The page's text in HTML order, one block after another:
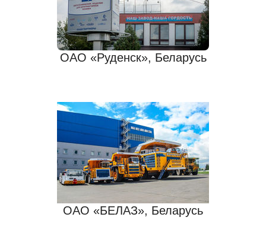
ОАО «Руденск», Беларусь
ОАО «БЕЛАЗ», Беларусь